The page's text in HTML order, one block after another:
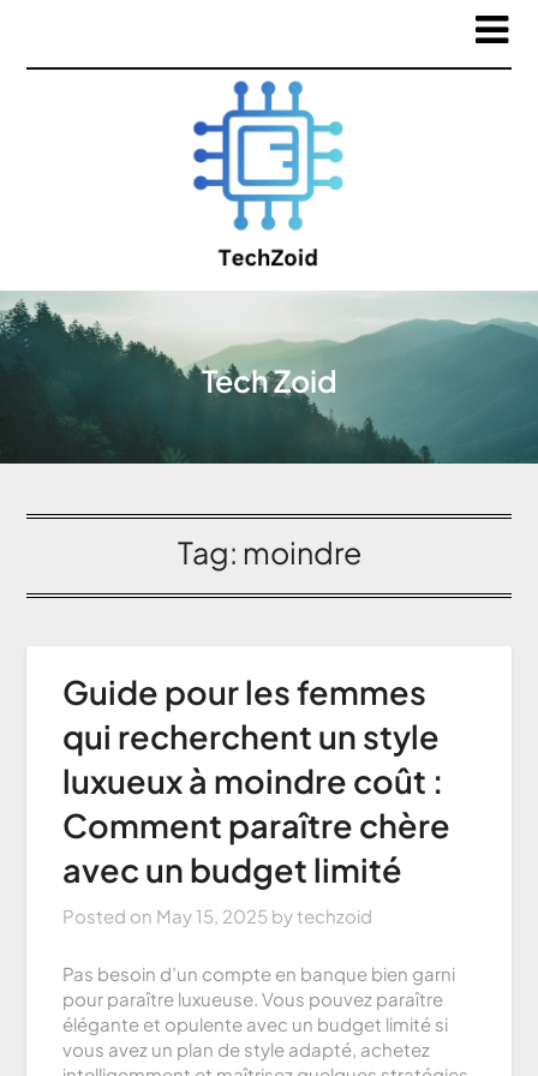
Tech Zoid
Tag: moindre
Guide pour les femmes
qui recherchent un style
luxueux à moindre coût :
Comment paraître chère
avec un budget limité
Posted on May 15, 2025 bytechzoid
Pas besoin d’un compte en banque bien garni
pour paraître luxueuse. Vous pouvez paraître
élégante et opulente avec un budget limité si
vous avez un plan de style adapté, achetez